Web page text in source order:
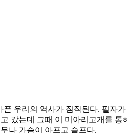
우리의 역사가 짐작된다. 필자가
갔는데 그때 이 미아리고개를 통
나 가슴이 아프고 슬프다.